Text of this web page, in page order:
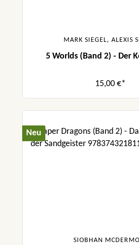
MARK SIEGEL, ALEXIS
5 Worlds (Band 2) - Der
15,00 €*
Neu
SIOBHAN